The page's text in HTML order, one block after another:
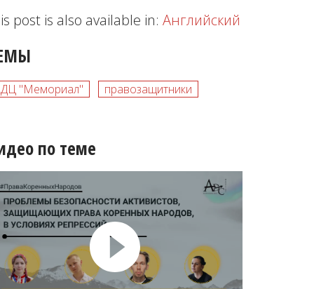
post is also available in: Английский
"Мемориал" правозащитники
по теме